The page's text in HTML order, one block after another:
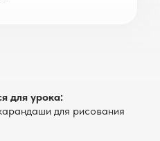
для урока:
для рисования